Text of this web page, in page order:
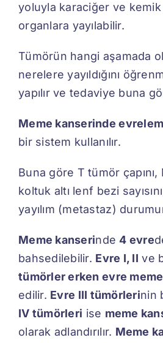
yoluyla karaciğer ve
organlara yayılabilir.
Tümörün hangi aşamada
nerelere yayıldığını
yapılır ve tedaviye buna
Meme kanserinde
bir sistem kullanılır.
Buna göre T tümör çapını,
koltuk altı lenf bezi
yayılım (metastaz)
Meme kanserinde 4 evre
bahsedilebilir. Evre I, II ve
tümörler erken evre
edilir. Evre III tümörlerinin
IV tümörleri ise meme
olarak adlandırılır. Meme